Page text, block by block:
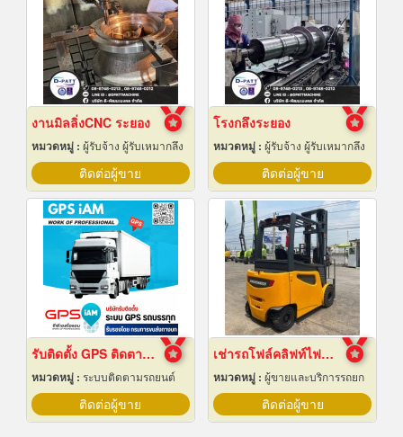
งานมิลลิ่งCNC ระยอง
หมวดหมู่ : ผู้รับจ้าง ผู้รับเหมากลึง
ติดต่อผู้ขาย
โรงกลึงระยอง
หมวดหมู่ : ผู้รับจ้าง ผู้รับเหมากลึง
ติดต่อผู้ขาย
รับติดตั้ง GPS ติดตามรถบรรทุก
หมวดหมู่ : ระบบติดตามรถยนต์
ติดต่อผู้ขาย
เช่ารถโฟล์คลิฟท์ไฟฟ้า สมุทรปราการ
หมวดหมู่ : ผู้ขายและบริการรถยก
ติดต่อผู้ขาย